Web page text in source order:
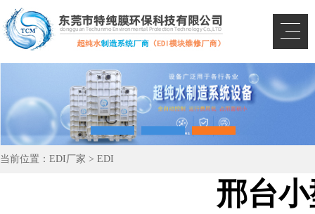
当前位置： EDI厂家 > EDI
邢台